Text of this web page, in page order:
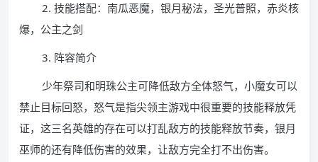
2. 技能搭配：南瓜恶魔，银月秘法，圣光普照，赤炎核
爆，公主之剑
3. 阵容简介
少年祭司和明珠公主可降低敌方全体怒气，小魔女可以
禁止目标回怒，怒气是指尖领主游戏中很重要的技能释放凭
证，这三名英雄的存在可以打乱敌方的技能释放节奏，银月
巫师的还有降低伤害的效果，让敌方完全打不出伤害。